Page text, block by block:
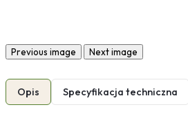
Previous image Next image
Opis Specyfikacja techniczna